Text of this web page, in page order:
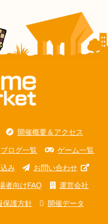
開催概要＆アクセス
ブログ一覧 ゲーム一覧
み お問い合わせ
者向けFAQ 運営会社
保護方針 開催データ